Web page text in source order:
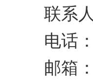
联系
电话
邮箱